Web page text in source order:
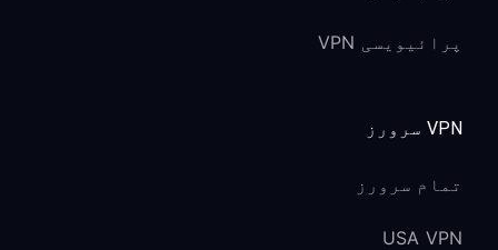
پرائیویسی VPN
VPN سرورز
تمام سرورز
USA VPN